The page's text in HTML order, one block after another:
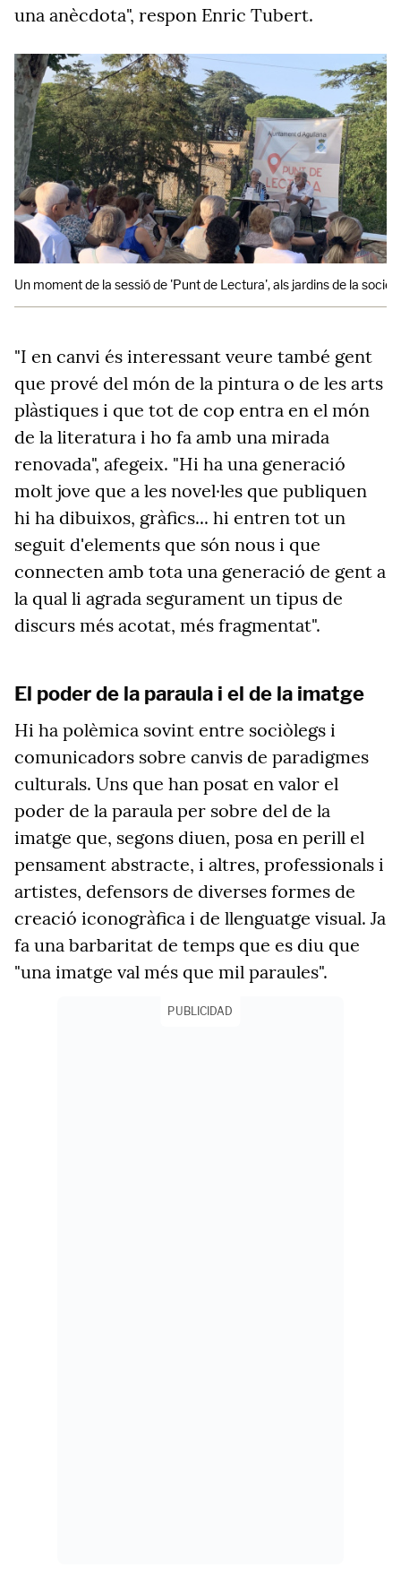
una anècdota", respon Enric Tubert.
Un moment de la sessió de 'Punt de Lectura', als jardins de la
"I en canvi és interessant veure també gent
que prové del món de la pintura o de les arts
plàstiques i que tot de cop entra en el món
de la literatura i ho fa amb una mirada
renovada", afegeix. "Hi ha una generació
molt jove que a les novel·les que publiquen
hi ha dibuixos, gràfics... hi entren tot un
seguit d'elements que són nous i que
connecten amb tota una generació de gent a
la qual li agrada segurament un tipus de
discurs més acotat, més fragmentat".
El poder de la paraula i el de la imatge
Hi ha polèmica sovint entre sociòlegs i
comunicadors sobre canvis de paradigmes
culturals. Uns que han posat en valor el
poder de la paraula per sobre del de la
imatge que, segons diuen, posa en perill el
pensament abstracte, i altres, professionals i
artistes, defensors de diverses formes de
creació iconogràfica i de llenguatge visual. Ja
fa una barbaritat de temps que es diu que
"una imatge val més que mil paraules".
PUBLICIDAD